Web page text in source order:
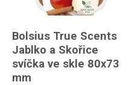
Bolsius True Scents
Jablko a Skořice
svíčka ve skle 80x73
mm